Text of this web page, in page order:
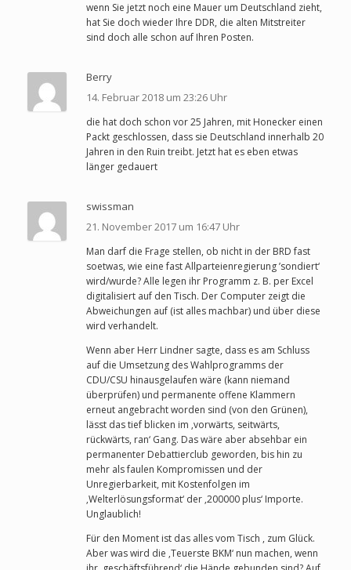
wenn Sie jetzt noch eine Mauer um Deutschland zieht,
hat Sie doch wieder Ihre DDR, die alten Mitstreiter
sind doch alle schon auf Ihren Posten.
Berry
14. Februar 2018 um 23:26 Uhr
die hat doch schon vor 25 Jahren, mit Honecker einen
Packt geschlossen, dass sie Deutschland innerhalb 20
Jahren in den Ruin treibt. Jetzt hat es eben etwas
länger gedauert
swissman
21. November 2017 um 16:47 Uhr
Man darf die Frage stellen, ob nicht in der BRD fast
soetwas, wie eine fast Allparteienregierung ’sondiert‘
wird/wurde? Alle legen ihr Programm z. B. per Excel
digitalisiert auf den Tisch. Der Computer zeigt die
Abweichungen auf (ist alles machbar) und über diese
wird verhandelt.
Wenn aber Herr Lindner sagte, dass es am Schluss
auf die Umsetzung des Wahlprogramms der
CDU/CSU hinausgelaufen wäre (kann niemand
überprüfen) und permanente offene Klammern
erneut angebracht worden sind (von den Grünen),
lässt das tief blicken im ‚vorwärts, seitwärts,
rückwärts, ran‘ Gang. Das wäre aber absehbar ein
permanenter Debattierclub geworden, bis hin zu
mehr als faulen Kompromissen und der
Unregierbarkeit, mit Kostenfolgen im
‚Welterlösungsformat‘ der ‚200000 plus‘ Importe.
Unglaublich!
Für den Moment ist das alles vom Tisch , zum Glück.
Aber was wird die ‚Teuerste BKM‘ nun machen, wenn